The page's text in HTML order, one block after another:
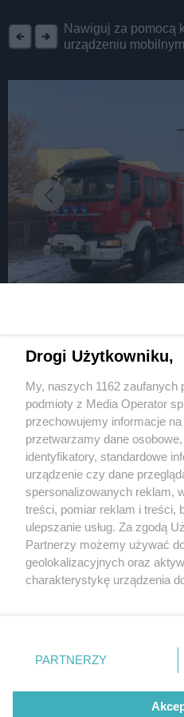
Nawiguj za pomocą
urządzeniu
Tragiczny pożar
Dąbrowie Górniczej.
13 / 13
Pożar
przedszkola,
Górnicza
Wróć do artykułu:
Tragiczny pożar
Wydawca mediów lokalnych
Nie zapomnij
zapoznać się z:
polityką prywatności
Twojemiasto
Piekary Śląskie
Chorzów
Tarnowskie Góry
Gliwice
Drogi Użytkowniku,
My, naszych 1162 zaufanych
podmioty z Media Operator
przechowujemy informacje
przetwarzamy dane
identyfikatory, standardowe
urządzenie czy dane
spersonalizowanych reklam,
treści, pomiar reklam i treści,
ulepszanie usług. Za zgodą
Partnerzy możemy używać
geolokalizacyjnych oraz
charakterystykę urządzenia
zmienić/wycofać klikając
znajdujący się w lewym
rodzaje przetwarzania
użytkownika, ale masz
PARTNERZY